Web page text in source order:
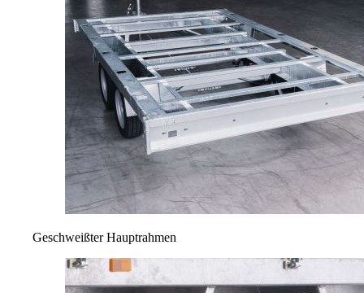
Geschweißter Hauptrahmen